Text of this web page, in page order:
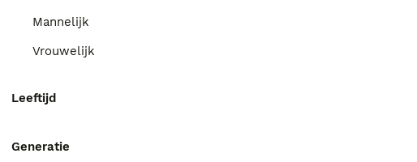
Mannelijk
Vrouwelijk
Leeftijd
Generatie